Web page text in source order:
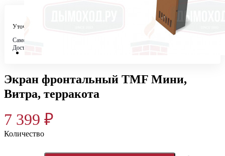
Уточняйте у менеджера
Самовывоз
Доставка по городу
Экран фронтальный TMF Мини,
Витра, терракота
7 399 ₽
Количество